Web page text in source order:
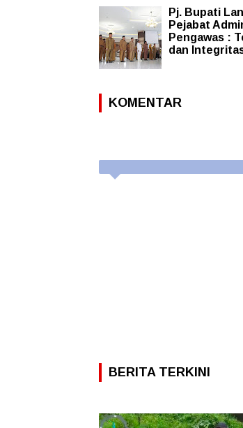
Pj. Bupati
Pejabat
Pengawas :
dan
KOMENTAR
BERITA TERKINI